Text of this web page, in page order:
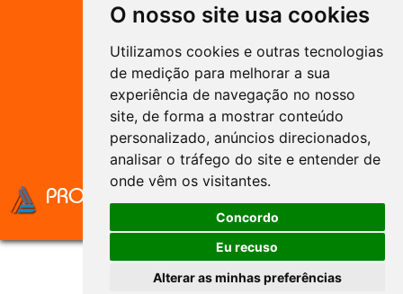
O nosso site usa cookies
Utilizamos cookies e outras tecnologias
de medição para melhorar a sua
experiência de navegação no nosso
site, de forma a mostrar conteúdo
personalizado, anúncios direcionados,
analisar o tráfego do site e entender de
onde vêm os visitantes.
Concordo
Eu recuso
Alterar as minhas preferências
PROIBER2012-2026
Elaborado por: